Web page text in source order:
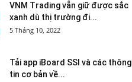
VNM Trading vẫn giữ được sắc
xanh dù thị trường đi...
5 Tháng 10, 2022
Tải app iBoard SSI và các thông
tin cơ bản về...